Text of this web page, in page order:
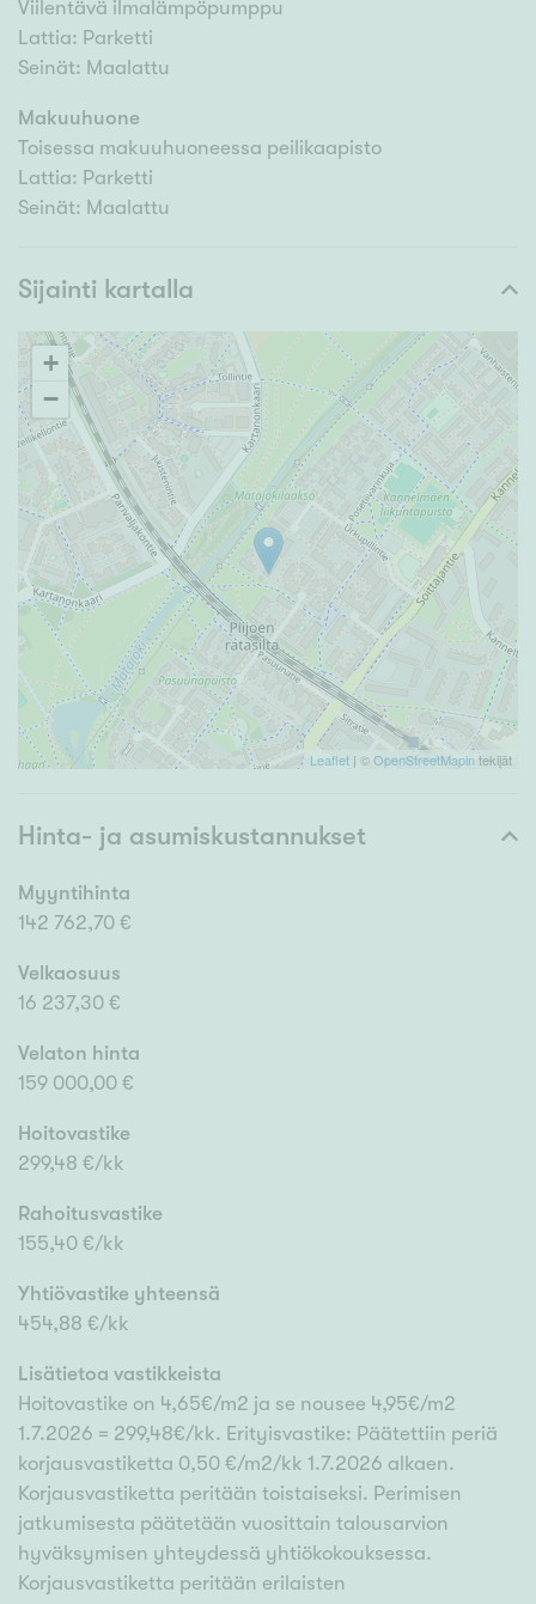
Viilentävä ilmalämpöpumppu
Lattia: Parketti
Seinät: Maalattu
Makuuhuone
Toisessa makuuhuoneessa peilikaapisto
Lattia: Parketti
Seinät: Maalattu
Sijainti kartalla
+
−
Leaflet | ©OpenStreetMapintekijät
Hinta- ja asumiskustannukset
Myyntihinta
142 762,70 €
Velkaosuus
16 237,30 €
Velaton hinta
159 000,00 €
Hoitovastike
299,48 €/kk
Rahoitusvastike
155,40 €/kk
Yhtiövastike yhteensä
454,88 €/kk
Lisätietoa vastikkeista
Hoitovastike on 4,65€/m2 ja se nousee 4,95€/m2
1.7.2026 = 299,48€/kk. Erityisvastike: Päätettiin periä
korjausvastiketta 0,50 €/m2/kk 1.7.2026 alkaen.
Korjausvastiketta peritään toistaiseksi. Perimisen
jatkumisesta päätetään vuosittain talousarvion
hyväksymisen yhteydessä yhtiökokouksessa.
Korjausvastiketta peritään erilaisten